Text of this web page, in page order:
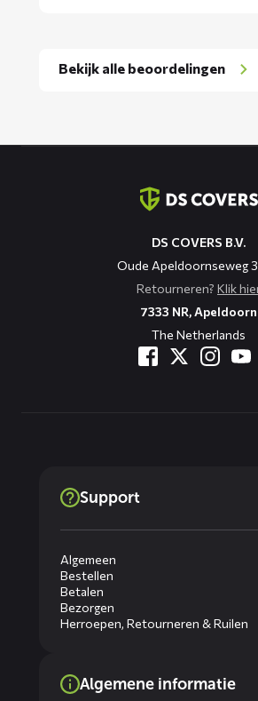
Bekijk alle beoordelingen
DS COVERS B.V.
Oude Apeldoornseweg
Retourneren? Klik
7333 NR, Apeldoorn
The Netherlands
Support
Algemeen
Bestellen
Betalen
Bezorgen
Herroepen, Retourneren & Ruilen
Algemene informatie